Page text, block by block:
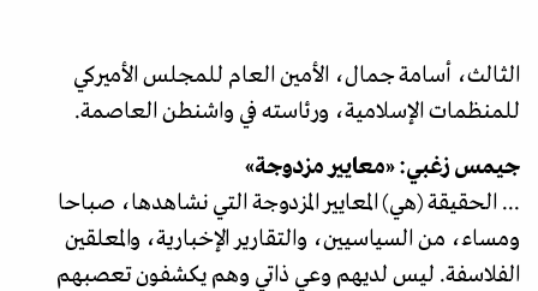
الثالث، أسامة جمال، الأمين العام للمجلس الأميركي
للمنظمات الإسلامية، ورئاسته في واشنطن العاصمة.
جيمس زغبي: «معايير مزدوجة»
... الحقيقة (هي) المعايير المزدوجة التي نشاهدها، صباحا
ومساء، من السياسيين، والتقارير الإخبارية، والمعلقين
الفلاسفة. ليس لديهم وعي ذاتي وهم يكشفون تعصبهم